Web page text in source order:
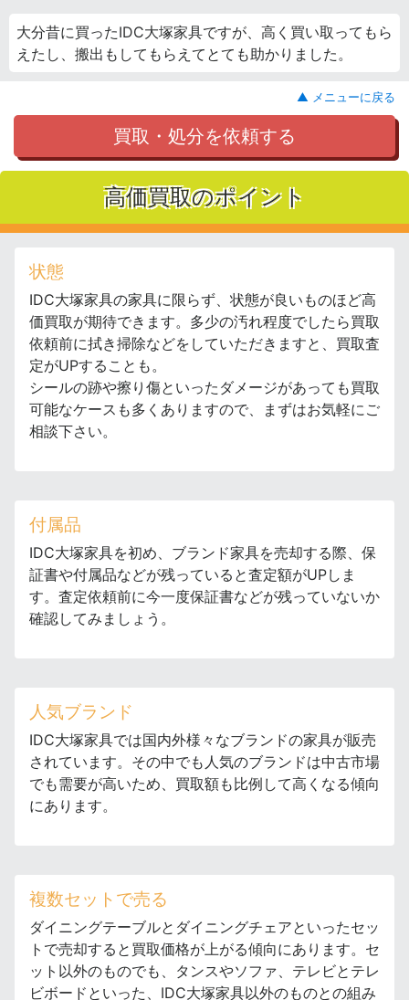
大分昔に買ったIDC大塚家具ですが、高く買い取ってもら
えたし、搬出もしてもらえてとても助かりました。
▲ メニューに戻る
買取・処分を依頼する
高価買取のポイント
状態
IDC大塚家具の家具に限らず、状態が良いものほど高
価買取が期待できます。多少の汚れ程度でしたら買取
依頼前に拭き掃除などをしていただきますと、買取査
定がUPすることも。
シールの跡や擦り傷といったダメージがあっても買取
可能なケースも多くありますので、まずはお気軽にご
相談下さい。
付属品
IDC大塚家具を初め、ブランド家具を売却する際、保
証書や付属品などが残っていると査定額がUPしま
す。査定依頼前に今一度保証書などが残っていないか
確認してみましょう。
人気ブランド
IDC大塚家具では国内外様々なブランドの家具が販売
されています。その中でも人気のブランドは中古市場
でも需要が高いため、買取額も比例して高くなる傾向
にあります。
複数セットで売る
ダイニングテーブルとダイニングチェアといったセッ
トで売却すると買取価格が上がる傾向にあります。セ
ット以外のものでも、タンスやソファ、テレビとテレ
ビボードといった、IDC大塚家具以外のものとの組み